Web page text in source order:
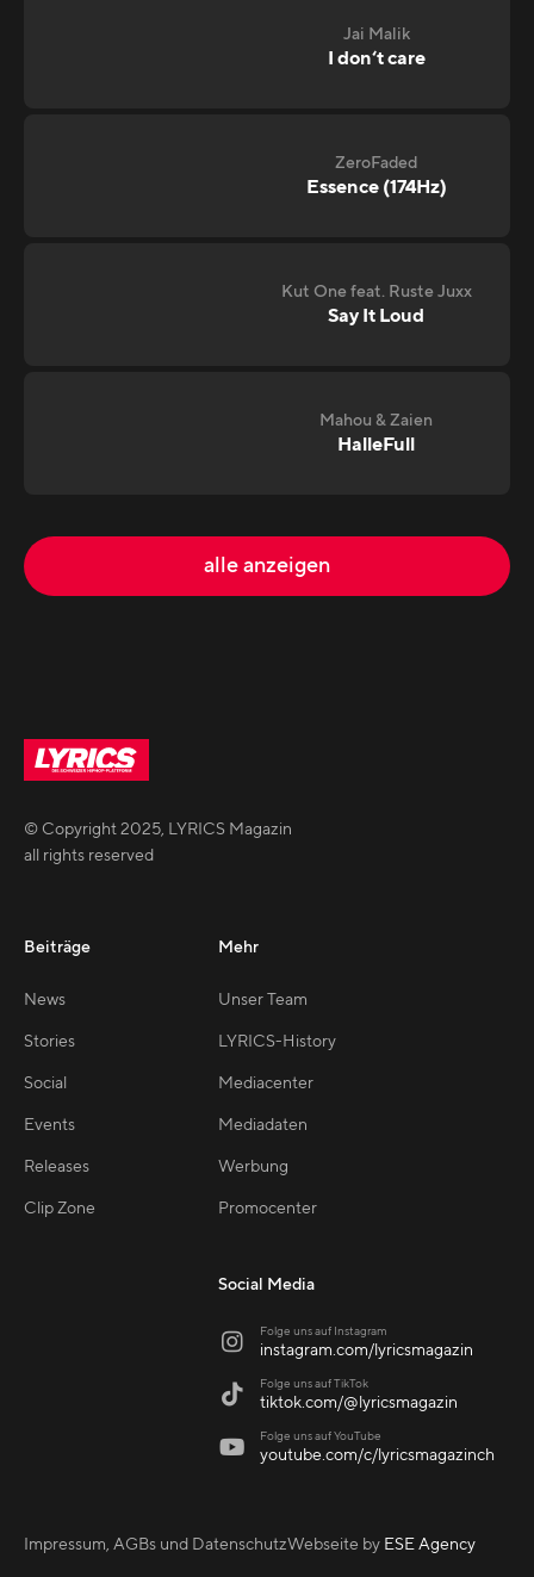
Jai Malik
I don‘t care
ZeroFaded
Essence (174Hz)
Kut One feat. Ruste Juxx
Say It Loud
Mahou & Zaien
HalleFull
alle anzeigen
© Copyright2025, LYRICS Magazin
all rights reserved
Beiträge
News
Stories
Social
Events
Releases
Clip Zone
Mehr
Unser Team
LYRICS-History
Mediacenter
Mediadaten
Werbung
Promocenter
Social Media
 Folge uns auf Instagram
instagram.com/lyricsmagazin
 Folge uns auf TikTok
tiktok.com/@lyricsmagazin
 Folge uns auf YouTube
youtube.com/c/lyricsmagazinch
Impressum, AGBs und DatenschutzWebseite by ESE Agency